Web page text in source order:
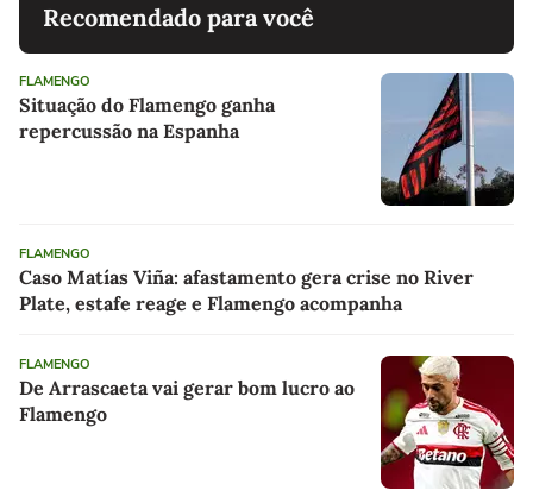
Recomendado para você
FLAMENGO
Situação do Flamengo ganha
repercussão na Espanha
FLAMENGO
Caso Matías Viña: afastamento gera crise no River
Plate, estafe reage e Flamengo acompanha
FLAMENGO
De Arrascaeta vai gerar bom lucro ao
Flamengo